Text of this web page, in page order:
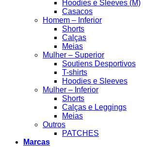
Hoodies e Sleeves (M)
Casacos
Homem – Inferior
Shorts
Calças
Meias
Mulher – Superior
Soutiens Desportivos
T-shirts
Hoodies e Sleeves
Mulher – Inferior
Shorts
Calças e Leggings
Meias
Outros
PATCHES
Marcas